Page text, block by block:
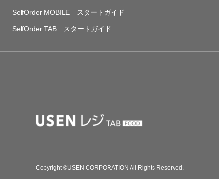
SelfOrder MOBILE スタートガイド
SelfOrder TAB スタートガイド
Copyright ©USEN CORPORATION All Rights Reserved.